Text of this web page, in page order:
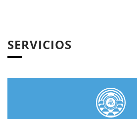
SERVICIOS